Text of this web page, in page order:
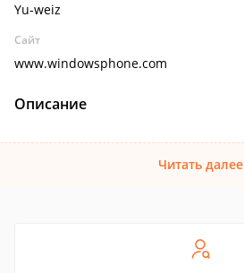
Yu-weiz
Сайт
www.windowsphone.com
Описание
Читать далее